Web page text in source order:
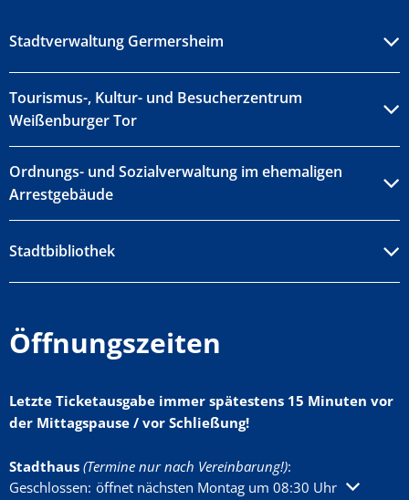
Stadtverwaltung Germersheim
Tourismus-, Kultur- und Besucherzentrum
Weißenburger Tor
Ordnungs- und Sozialverwaltung im ehemaligen
Arrestgebäude
Stadtbibliothek
Öffnungszeiten
Letzte Ticketausgabe immer spätestens 15 Minuten vor
der Mittagspause / vor Schließung!
Stadthaus (Termine nur nach Vereinbarung!):
Klicken, um weitere Öffnungs- oder Schließzeiten auszublenden
Geschlossen: öffnet nächsten Montag um 08:30 Uhr